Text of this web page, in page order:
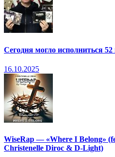
Сегодня могло исполниться
16.10.2025
WiseRap — «Where I Belong»
Christenelle Diroc & D-Light)